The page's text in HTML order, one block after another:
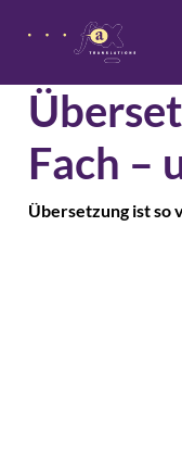
Fach –
Übersetzung ist so